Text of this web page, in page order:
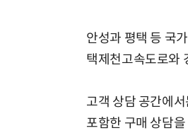
안성과 평택 등 국
택제천고속도로와
고객 상담 공간에
포함한 구매 상담